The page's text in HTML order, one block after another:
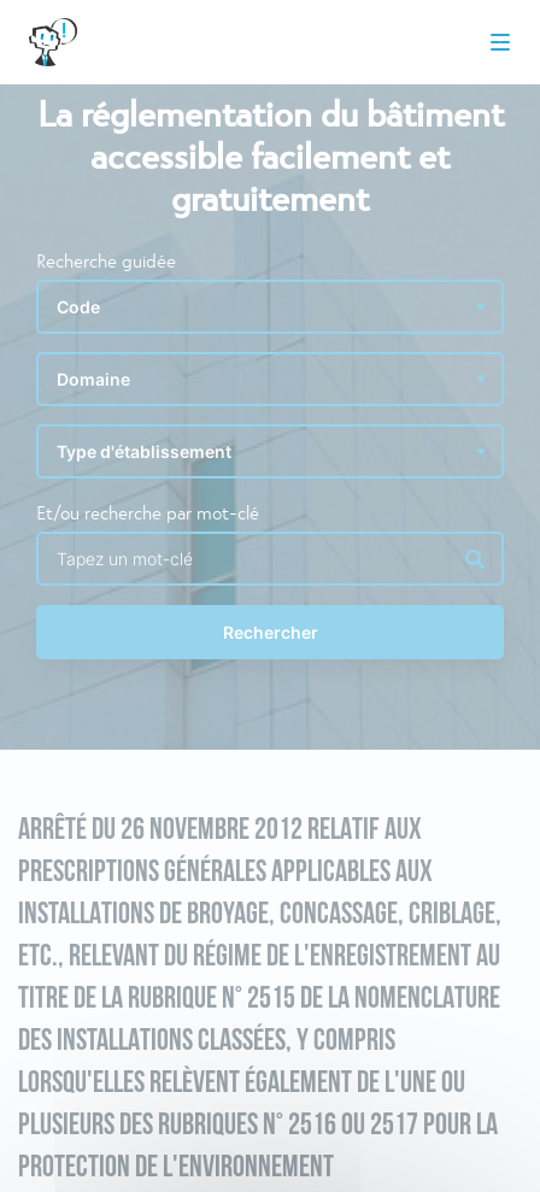
La réglementation du bâtiment
accessible facilement et
gratuitement
Recherche guidée
Et/ou recherche par mot-clé
Rechercher
ARRÊTÉ DU 26 NOVEMBRE 2012 RELATIF AUX
PRESCRIPTIONS GÉNÉRALES APPLICABLES AUX
INSTALLATIONS DE BROYAGE, CONCASSAGE, CRIBLAGE,
ETC., RELEVANT DU RÉGIME DE L'ENREGISTREMENT AU
TITRE DE LA RUBRIQUE N° 2515 DE LA NOMENCLATURE
DES INSTALLATIONS CLASSÉES, Y COMPRIS
LORSQU'ELLES RELÈVENT ÉGALEMENT DE L'UNE OU
PLUSIEURS DES RUBRIQUES N° 2516 OU 2517 POUR LA
PROTECTION DE L'ENVIRONNEMENT